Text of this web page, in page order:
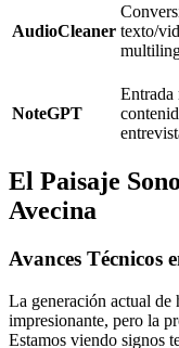
AudioCleaner texto/
NoteGPT
Entrada
El Paisaje
Avecina
Avances Técnicos
La generación actual de
impresionante, pero la
Estamos viendo signos